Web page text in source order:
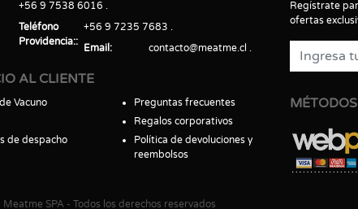
+56 9 7538 6016
Teléfono
Providencia:
+56 9 7235 7683
Email
contacto@meatme.cl
AL CLIENTE
Vacuno
de despacho
Preguntas frecuentes
Regalos corporativos
Política de devoluciones y
reembolsos
Regístrate
ofertas
Meatme SPA - Todos los derechos reservados